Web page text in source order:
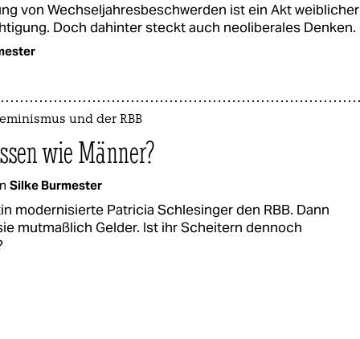
von Wechseljahres­beschwerden ist ein Akt weiblicher
Doch dahinter steckt auch neoliberales Denken.
und der RBB
wie Männer?
Silke Burmester
modernisierte Patricia Schlesinger den RBB. Dann
mutmaßlich Gelder. Ist ihr Scheitern dennoch